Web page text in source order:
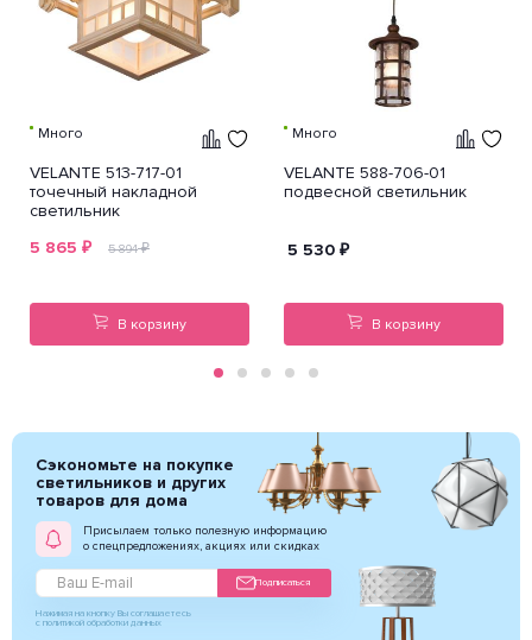
Много
VELANTE 513-717-01
точечный накладной
светильник
5 865 ₽ 5 894₽
В корзину
Много
VELANTE 588-706-01
подвесной светильник
5 530 ₽
В корзину
Сэкономьте на покупке
светильников и других
товаров для дома
Присылаем только полезную информацию
о спецпредложениях, акциях или скидках
Подписаться
Нажимая на кнопку Вы соглашаетесь
с политикой обработки данных